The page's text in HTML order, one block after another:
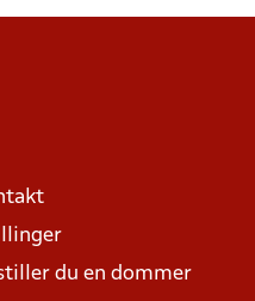
du en dommer